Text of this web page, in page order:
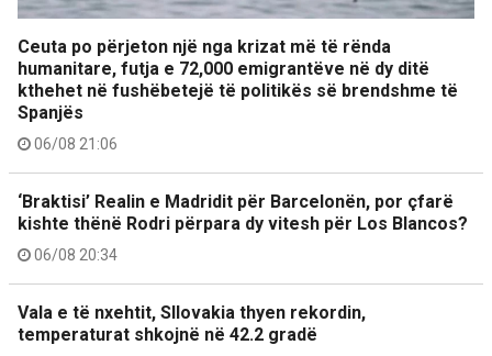
Ceuta po përjeton një nga krizat më të rënda
humanitare, futja e 72,000 emigrantëve në dy ditë
kthehet në fushëbetejë të politikës së brendshme të
Spanjës
06/08 21:06
‘Braktisi’ Realin e Madridit për Barcelonën, por çfarë
kishte thënë Rodri përpara dy vitesh për Los Blancos?
06/08 20:34
Vala e të nxehtit, Sllovakia thyen rekordin,
temperaturat shkojnë në 42.2 gradë